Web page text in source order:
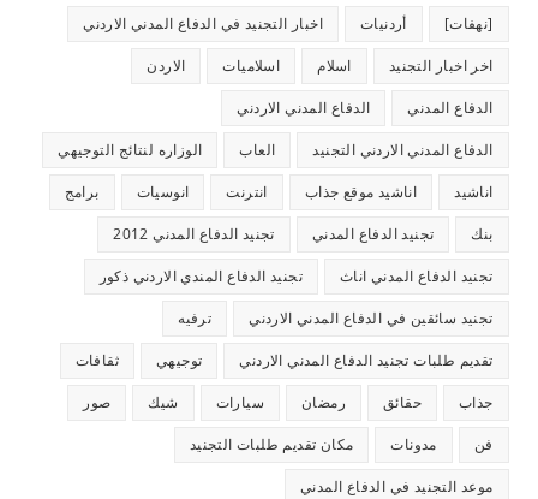
[نهفات] أردنيات اخبار التجنيد في الدفاع المدني الاردني
اخر اخبار التجنيد اسلام اسلاميات الاردن
الدفاع المدني الدفاع المدني الاردني
الدفاع المدني الاردني التجنيد العاب الوزاره لنتائج التوجيهي
اناشيد اناشيد موقع جذاب انترنت انوسيات برامج
بنك تجنيد الدفاع المدني تجنيد الدفاع المدني 2012
تجنيد الدفاع المدني اناث تجنيد الدفاع المندي الاردني ذكور
تجنيد سائقين في الدفاع المدني الاردني ترفيه
تقديم طلبات تجنيد الدفاع المدني الاردني توجيهي ثقافات
جذاب حقائق رمضان سيارات شيك صور
فن مدونات مكان تقديم طلبات التجنيد
موعد التجنيد في الدفاع المدني